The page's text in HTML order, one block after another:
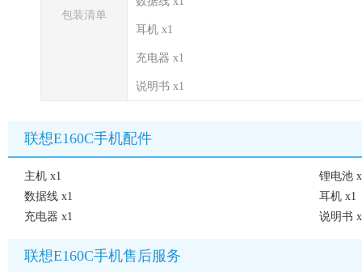
包装清单
耳机 x1
充电器 x1
说明书 x1
联想E160C手机配件
主机 x1
锂电池
数据线 x1
耳机 x1
充电器 x1
说明书
联想E160C手机售后服务